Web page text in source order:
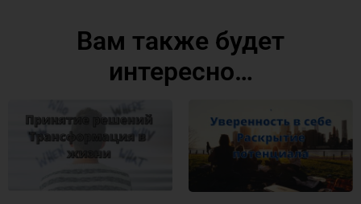
Вам также будет
интересно…